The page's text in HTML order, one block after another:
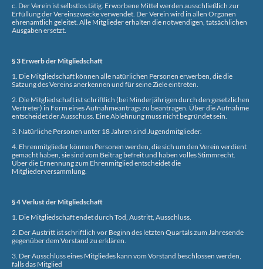
c. Der Verein ist selbstlos tätig. Erworbene Mittel werden ausschließlich zur
Erfüllung der Vereinszwecke verwendet. Der Verein wird in allen Organen
ehrenamtlich geleitet. Alle Mitglieder erhalten die notwendigen, tatsächlichen
Ausgaben ersetzt.
§ 3 Erwerb der Mitgliedschaft
1. Die Mitgliedschaft können alle natürlichen Personen erwerben, die die
Satzung des Vereins anerkennen und für seine Ziele eintreten.
2. Die Mitgliedschaft ist schriftlich (bei Minderjährigen durch den gesetzlichen
Vertreter) in Form eines Aufnahmeantrags zu beantragen. Über die Aufnahme
entscheidet der Ausschuss. Eine Ablehnung muss nicht begründet sein.
3. Natürliche Personen unter 18 Jahren sind Jugendmitglieder.
4. Ehrenmitglieder können Personen werden, die sich um den Verein verdient
gemacht haben, sie sind vom Beitrag befreit und haben volles Stimmrecht.
Über die Ernennung zum Ehrenmitglied entscheidet die
Mitgliederversammlung.
§ 4 Verlust der Mitgliedschaft
1. Die Mitgliedschaft endet durch Tod, Austritt, Ausschluss.
2. Der Austritt ist schriftlich vor Beginn des letzten Quartals zum Jahresende
gegenüber dem Vorstand zu erklären.
3. Der Ausschluss eines Mitgliedes kann vom Vorstand beschlossen werden,
falls das Mitglied